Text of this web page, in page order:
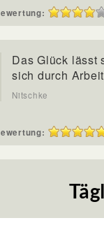
Das Glück lässt
sich durch
Nitschke